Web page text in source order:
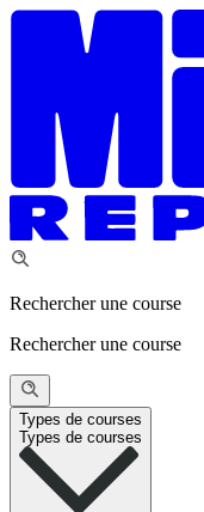
Rechercher une course
Rechercher une course
Types de courses
Types de courses